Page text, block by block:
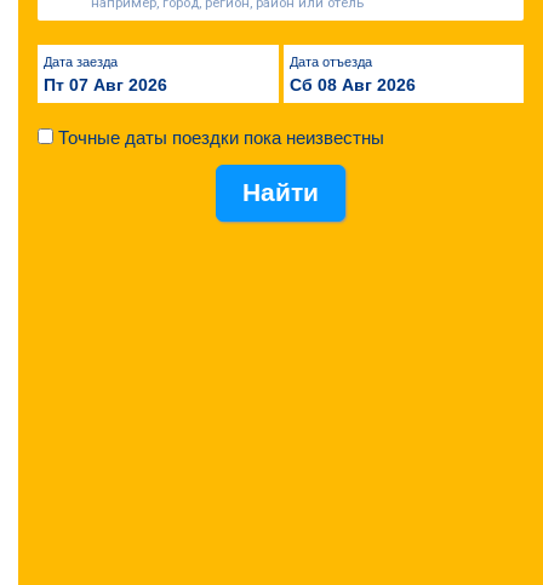
Дата заезда
Пт 07 Авг 2026
Дата отъезда
Сб 08 Авг 2026
Точные даты поездки пока неизвестны